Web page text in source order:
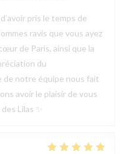
pris le temps de
ravis que vous ayez
de Paris, ainsi que la
du
de notre équipe nous fait
avoir le plaisir de vous
Lilas ✨